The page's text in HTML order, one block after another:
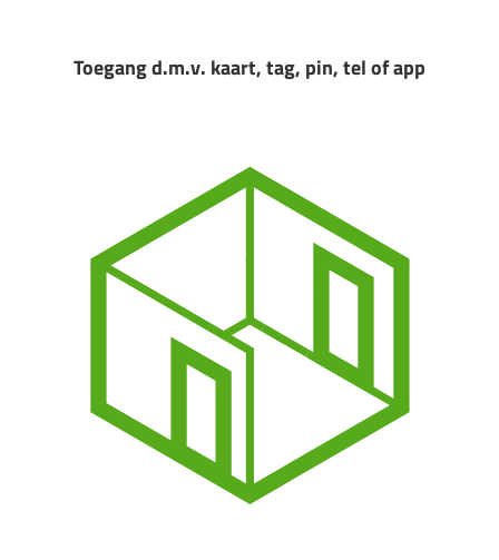
Toegang d.m.v. kaart, tag, pin, tel of app